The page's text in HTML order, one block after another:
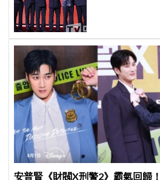
安普賢《財閥X刑警2》霸氣回歸